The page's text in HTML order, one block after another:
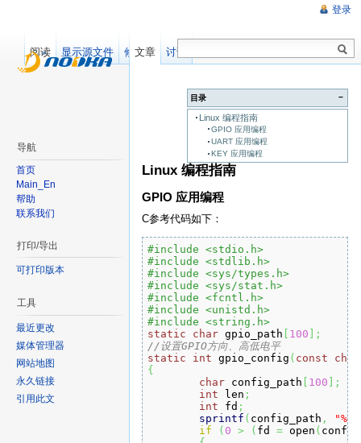
−
目录
Linux 编程指南
GPIO 应用编程
UART 应用编程
KEY 应用编程
Linux 编程指南
GPIO 应用编程
C参考代码如下：
#include <stdio.h>
#include <stdlib.h>
#include <sys/types.h>
#include <sys/stat.h>
#include <fcntl.h>
#include <unistd.h>
#include <string.h>
static
char gpio_path [ 100 ] ;
//设置GPIO方向、高低电平
static
int gpio_config ( const
char
{
char config_path [ 100 ] ;
int len ;
int fd ;
sprintf ( config_path ,
if
( 0 > ( fd = open (
登录
文章 讨论
阅读 显示源文件 修订记录
导航
首页
Main_En
帮助
联系我们
打印/导出
可打印版本
工具
最近更改
媒体管理器
网站地图
永久链接
引用此文